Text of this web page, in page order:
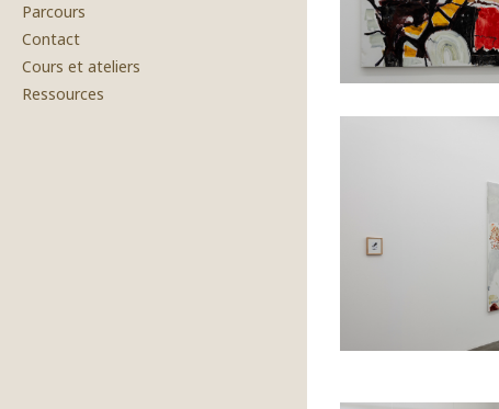
Parcours
Contact
Cours et ateliers
Ressources